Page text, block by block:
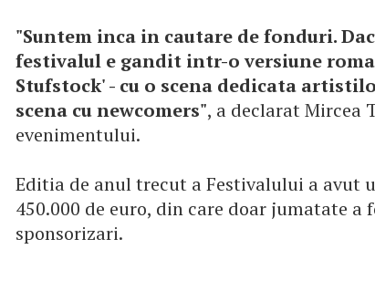
"Suntem inca in cautare de fonduri.
festivalul e gandit intr-o versiune
Stufstock' - cu o scena dedicata
scena cu newcomers", a declarat Mircea
evenimentului.
Editia de anul trecut a Festivalului a avut
450.000 de euro, din care doar jumatate a
sponsorizari.